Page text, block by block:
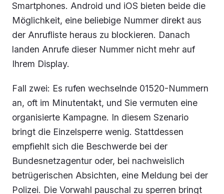
Smartphones. Android und iOS bieten beide die
Möglichkeit, eine beliebige Nummer direkt aus
der Anrufliste heraus zu blockieren. Danach
landen Anrufe dieser Nummer nicht mehr auf
Ihrem Display.
Fall zwei: Es rufen wechselnde 01520-Nummern
an, oft im Minutentakt, und Sie vermuten eine
organisierte Kampagne. In diesem Szenario
bringt die Einzelsperre wenig. Stattdessen
empfiehlt sich die Beschwerde bei der
Bundesnetzagentur oder, bei nachweislich
betrügerischen Absichten, eine Meldung bei der
Polizei. Die Vorwahl pauschal zu sperren bringt